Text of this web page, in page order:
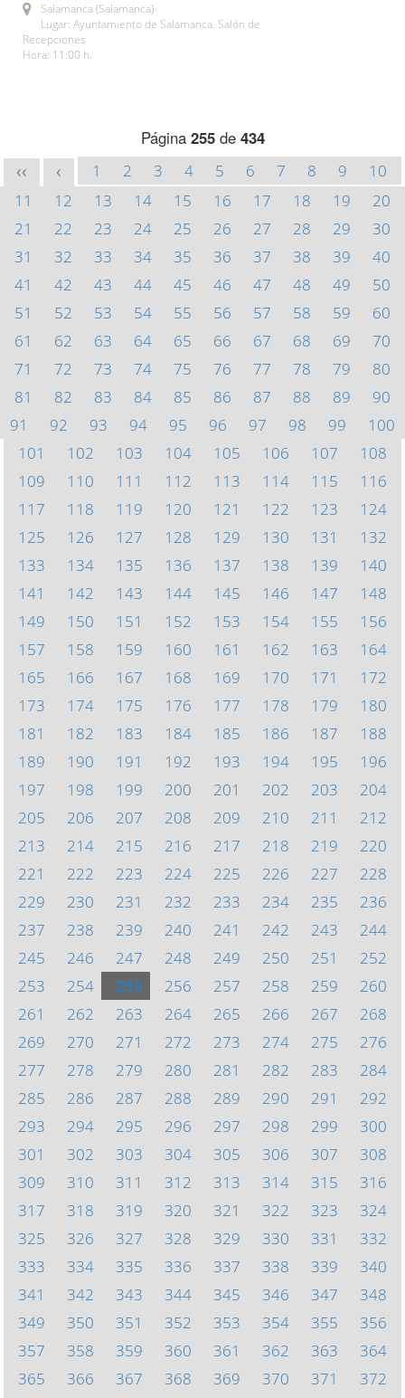
Salamanca (Salamanca)
Lugar: Ayuntamiento de Salamanca. Salón de
Recepciones
Hora: 11:00 h.
Página 255de 434
<< < 1 2 3 4 5 6 7 8 9
10
11
12 13 14 15 16 17 18 19
20
21
22 23 24 25 26 27 28 29
30
31
32 33 34 35 36 37 38 39
40
41
42 43 44 45 46 47 48 49
50
51
52 53 54 55 56 57 58 59
60
61
62 63 64 65 66 67 68 69
70
71
72 73 74 75 76 77 78 79
80
81
82 83 84 85 86 87 88 89
90
91
92 93 94 95 96 97 98 99
100
101
102 103 104 105 106 107
108
109
110 111 112 113 114 115
116
117
118 119 120 121 122 123
124
125
126 127 128 129 130 131
132
133
134 135 136 137 138 139
140
141
142 143 144 145 146 147
148
149
150 151 152 153 154 155
156
157
158 159 160 161 162 163
164
165
166 167 168 169 170 171
172
173
174 175 176 177 178 179
180
181
182 183 184 185 186 187
188
189
190 191 192 193 194 195
196
197
198 199 200 201 202 203
204
205
206 207 208 209 210 211
212
213
214 215 216 217 218 219
220
221
222 223 224 225 226 227
228
229
230 231 232 233 234 235
236
237
238 239 240 241 242 243
244
245
246 247 248 249 250 251
252
253
254 255 256 257 258 259
260
261
262 263 264 265 266 267
268
269
270 271 272 273 274 275
276
277
278 279 280 281 282 283
284
285
286 287 288 289 290 291
292
293
294 295 296 297 298 299
300
301
302 303 304 305 306 307
308
309
310 311 312 313 314 315
316
317
318 319 320 321 322 323
324
325
326 327 328 329 330 331
332
333
334 335 336 337 338 339
340
341
342 343 344 345 346 347
348
349
350 351 352 353 354 355
356
357
358 359 360 361 362 363
364
365
366 367 368 369 370 371
372